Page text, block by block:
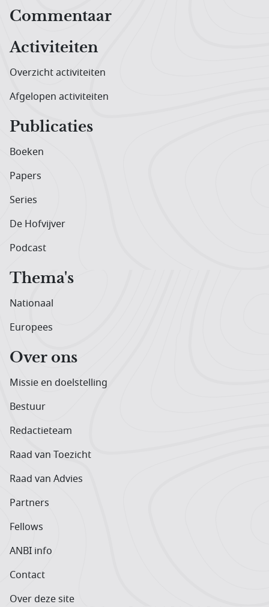
Hoofdnavigatiemenu
Commentaar
Activiteiten
Overzicht activiteiten
Afgelopen activiteiten
Publicaties
Boeken
Papers
Series
De Hofvijver
Podcast
Thema's
Nationaal
Europees
Over ons
Missie en doelstelling
Bestuur
Redactieteam
Raad van Toezicht
Raad van Advies
Partners
Fellows
ANBI info
Contact
Over deze site